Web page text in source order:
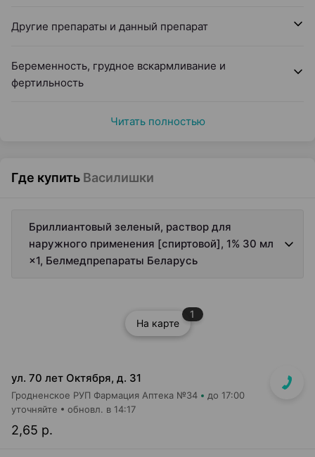
Другие препараты и данный препарат
Беременность, грудное вскармливание и
фертильность
Читать полностью
Где купить Василишки
Бриллиантовый зеленый, раствор для
наружного применения [спиртовой], 1% 30 мл
×1, Белмедпрепараты Беларусь
На карте
1
ул. 70 лет Октября, д. 31
Гродненское РУП Фармация Аптека №34 до 17:00
2,65 р.
уточняйте обновл. в 14:17